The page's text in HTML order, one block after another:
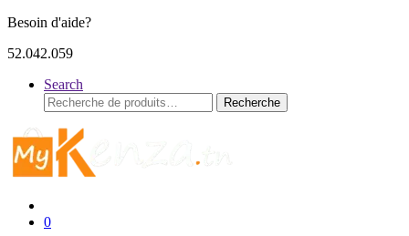
Besoin d'aide?
52.042.059
Search
Recherche
pour :
Recherche
0